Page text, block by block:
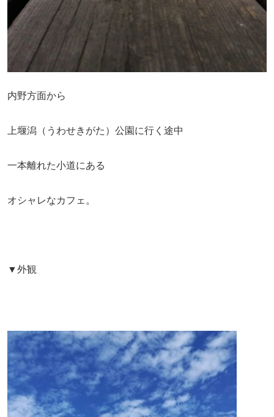
内野方面から
上堰潟（うわせきがた）公園に行く途中
一本離れた小道にある
オシャレなカフェ。
▼外観